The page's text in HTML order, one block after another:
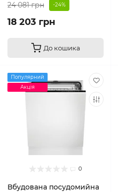
24 081 грн
-24%
18 203 грн
До кошика
Популярний
Акція
0
Вбудована посудомийна